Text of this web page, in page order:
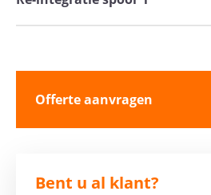
Offerte aanvragen
Bent u al klant?